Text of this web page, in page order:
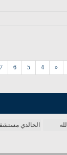
«
4
5
6
7
الله الخالدي